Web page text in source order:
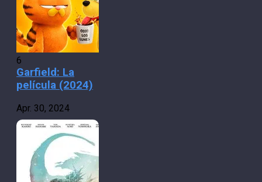
6
Garfield: La
película (2024)
Apr. 30, 2024